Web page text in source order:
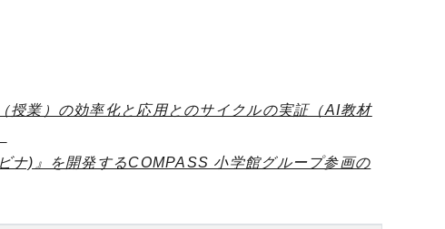
授業）の効率化と応用とのサイクルの実証（AI教材
)』を開発するCOMPASS 小学館グループ参画の